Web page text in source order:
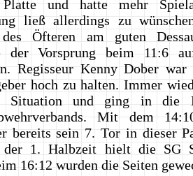
und hatte mehr
ließ allerdings zu
Öfteren am guten
der Vorsprung beim 11:6
Regisseur Kenny Dober war
hoch zu halten. Immer
und ging in die
Mit dem
bereits sein 7. Tor in dieser
1. Halbzeit hielt die SG
16:12 wurden die Seiten